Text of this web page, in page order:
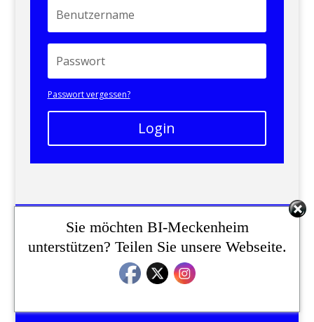
Passwort vergessen?
Login
Bürgerinitiative Meckenheim
Sie möchten BI-Meckenheim
unterstützen? Teilen Sie unsere Webseite.